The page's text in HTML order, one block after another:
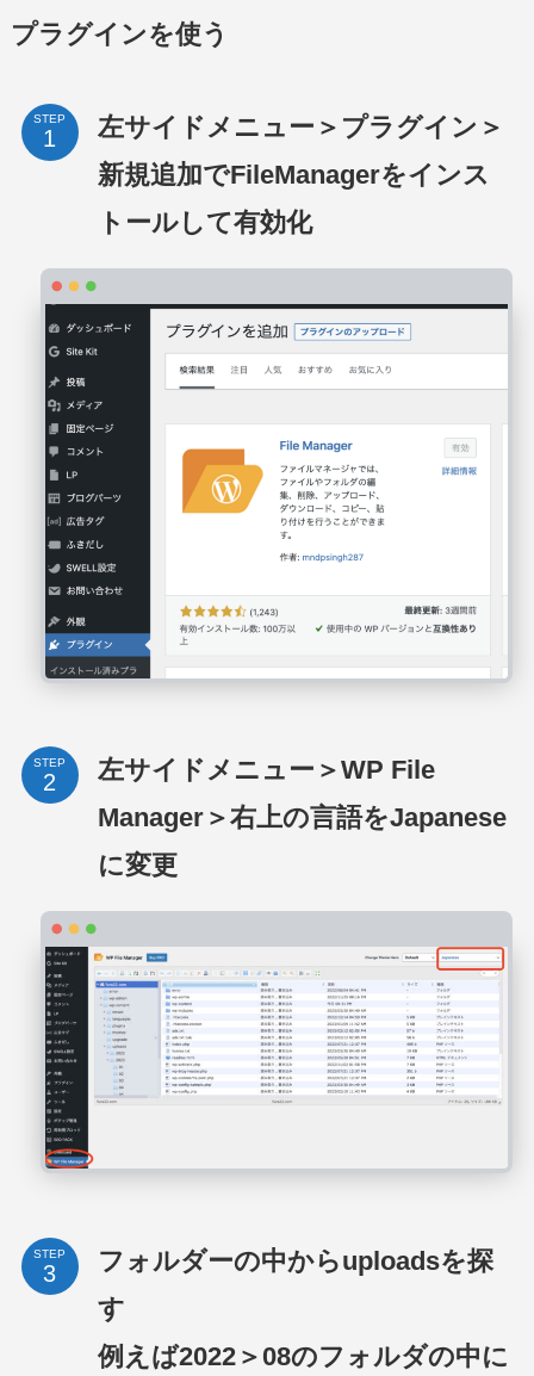
プラグインを使う
STEP
左サイドメニュー＞プラグイン＞
新規追加でFileManagerをインス
トールして有効化
STEP
左サイドメニュー＞WP File
Manager＞右上の言語をJapanese
に変更
STEP
フォルダーの中からuploadsを探
す
例えば2022＞08のフォルダの中に